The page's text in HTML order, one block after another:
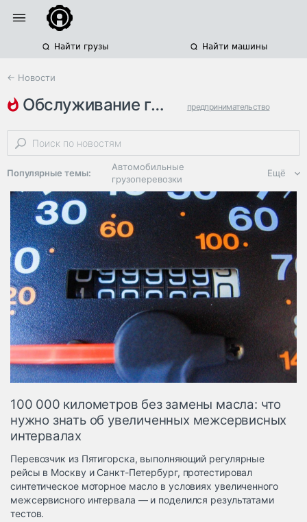
Найти грузы Найти машины
← Новости
обслуживание грузовиков предпринимательство
тарифы на грузоперевозки расходы
Популярные темы:
Автомобильные
грузоперевозки
Региональная
логистика
ЭДО, ИТ в
логистике
Дороги,
инфраструктура
Логистика, грузы
Негабаритные и
опасные грузы
Безопасность и
страхование
Таможня и ВЭД
терминалы
Коммерческий
транспорт
Ещё
100 000 километров без замены масла: что
нужно знать об увеличенных межсервисных
интервалах
Перевозчик из Пятигорска, выполняющий регулярные
рейсы в Москву и Санкт-Петербург, протестировал
синтетическое моторное масло в условиях увеличенного
межсервисного интервала — и поделился результатами
тестов.